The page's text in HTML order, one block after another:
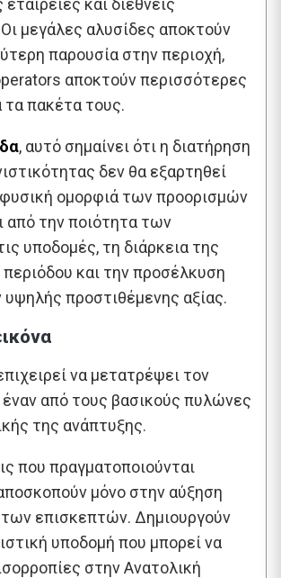
και διεθνείς
μεγάλες αλυσίδες αποκτούν
παρουσία στην περιοχή,
αποκτούν περισσότερες
τα πακέτα τους.
, αυτό σημαίνει ότι η διατήρηση
δεν θα εξαρτηθεί
ομορφιά των προορισμών
από την ποιότητα των
υποδομές, τη διάρκεια της
περιόδου και την προσέλκυση
προστιθέμενης αξίας.
να μετατρέψει τον
από τους βασικούς πυλώνες
της ανάπτυξης.
που πραγματοποιούνται
μόνο στην αύξηση
των επισκεπτών. Δημιουργούν
υποδομή που μπορεί να
στην Ανατολική